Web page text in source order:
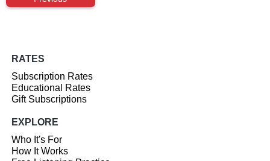
RATES
Subscription Rates
Educational Rates
Gift Subscriptions
EXPLORE
Who It's For
How It Works